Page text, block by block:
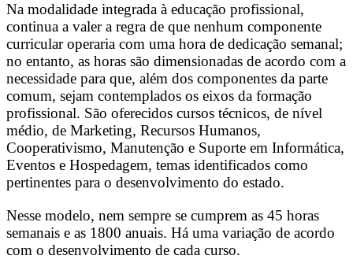
Na modalidade integrada à educação profissional,
continua a valer a regra de que nenhum componente
curricular operaria com uma hora de dedicação semanal;
no entanto, as horas são dimensionadas de acordo com a
necessidade para que, além dos componentes da parte
comum, sejam contemplados os eixos da formação
profissional. São oferecidos cursos técnicos, de nível
médio, de Marketing, Recursos Humanos,
Cooperativismo, Manutenção e Suporte em Informática,
Eventos e Hospedagem, temas identificados como
pertinentes para o desenvolvimento do estado.
Nesse modelo, nem sempre se cumprem as 45 horas
semanais e as 1800 anuais. Há uma variação de acordo
com o desenvolvimento de cada curso.